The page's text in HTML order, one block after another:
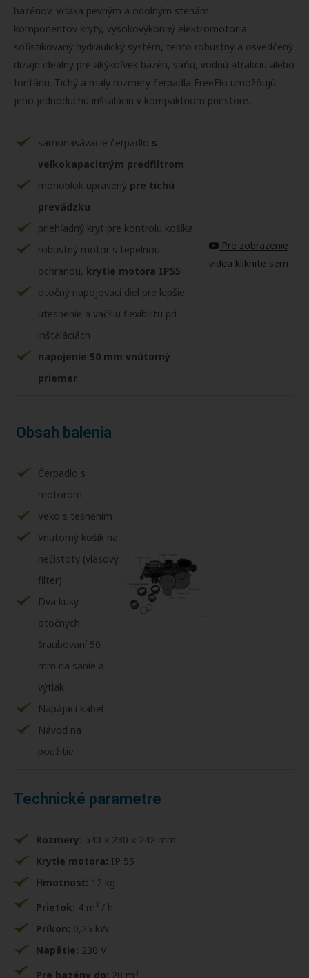
bazénov. Vďaka pevným a odolným stenám
komponentov kryty, vysokovýkonný elektromotor a
sofistikovaný hydraulický systém, tento robustný a osvedčený
dizajn ideálny pre akýkoľvek bazén, vaňu, vodnú atrakciu alebo
fontánu. Tichý a malý rozmery čerpadla FreeFlo umožňujú
jeho jednoduchú inštaláciu v kompaktnom priestore.
samonasávacie čerpadlo s
veľkokapacitným predfiltrom
monoblok upravený pre tichú
prevádzku
priehľadný kryt pre kontrolu košíka
robustný motor s tepelnou
ochranou, krytie motora IP55
otočný napojovací diel pre lepšie
utesnenie a väčšiu flexibilitu pri
inštaláciách
napojenie 50 mm vnútorný
priemer
Pre zobrazenie
videa kliknite sem
Obsah balenia
Čerpadlo s
motorom
Veko s tesnením
Vnútorný košík na
nečistoty (vlasový
filter)
Dva kusy
otočných
šraubovaní 50
mm na sanie a
výtlak
Napájací kábel
Návod na
použitie
Technické parametre
Rozmery: 540 x 230 x 242 mm
Krytie motora: IP 55
Hmotnosť: 12 kg
Prietok: 4 m3 / h
Príkon: 0,25 kW
Napätie: 230 V
Pre bazény do: 20 m 3